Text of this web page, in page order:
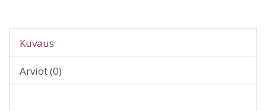
Kuvaus
Arviot (0)